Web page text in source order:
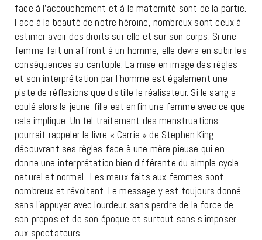
face à l’accouchement et à la maternité sont de la partie.
Face à la beauté de notre héroïne, nombreux sont ceux à
estimer avoir des droits sur elle et sur son corps. Si une
femme fait un affront à un homme, elle devra en subir les
conséquences au centuple. La mise en image des règles
et son interprétation par l’homme est également une
piste de réflexions que distille le réalisateur. Si le sang a
coulé alors la jeune-fille est enfin une femme avec ce que
cela implique. Un tel traitement des menstruations
pourrait rappeler le livre « Carrie » de Stephen King
découvrant ses règles face à une mère pieuse qui en
donne une interprétation bien différente du simple cycle
naturel et normal. Les maux faits aux femmes sont
nombreux et révoltant. Le message y est toujours donné
sans l’appuyer avec lourdeur, sans perdre de la force de
son propos et de son époque et surtout sans s’imposer
aux spectateurs.